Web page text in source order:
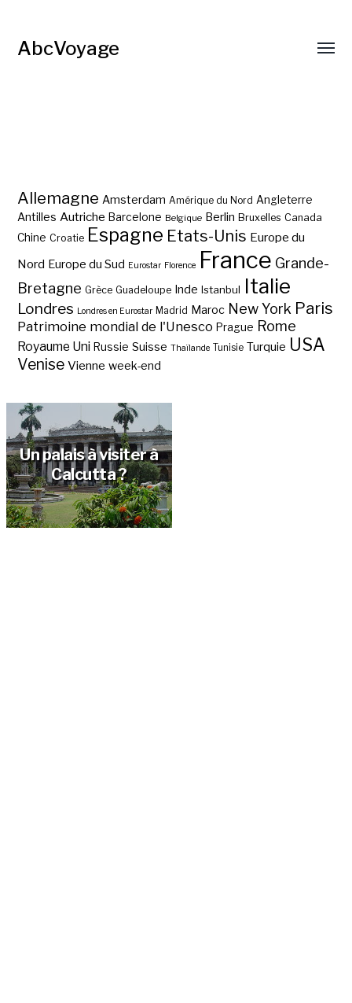
AbcVoyage
Allemagne Amsterdam Amérique du Nord Angleterre
Antilles Autriche Barcelone Belgique Berlin Bruxelles Canada
Chine Croatie Espagne Etats-Unis Europe du
Nord Europe du Sud Eurostar Florence France Grande-
Bretagne Grèce Guadeloupe Inde Istanbul Italie
Londres Londres en Eurostar Madrid Maroc New York Paris
Patrimoine mondial de l'Unesco Prague Rome
Royaume Uni Russie Suisse Thaïlande Tunisie Turquie USA
Venise Vienne week-end
Un palais à visiter à
Calcutta ?